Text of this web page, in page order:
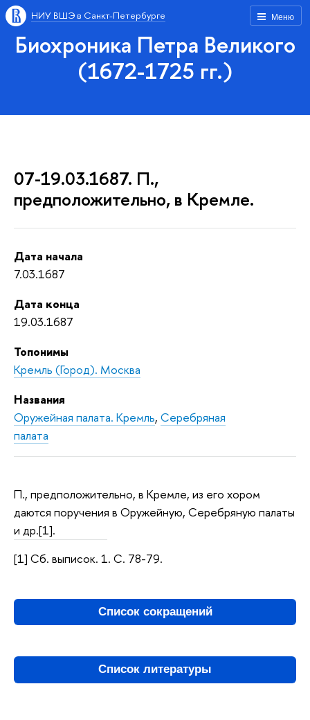
Меню
НИУ ВШЭ в Санкт-Петербурге
Биохроника Петра Великого
(1672-1725 гг.)
07-19.03.1687. П.,
предположительно, в Кремле.
Дата начала
7.03.1687
Дата конца
19.03.1687
Топонимы
Кремль (Город). Москва
Названия
Оружейная палата. Кремль, Серебряная
палата
П., предположительно, в Кремле, из его хором
даются поручения в Оружейную, Серебряную палаты
и др.[1].
[1] Сб. выписок. 1. С. 78-79.
Список сокращений
Список литературы